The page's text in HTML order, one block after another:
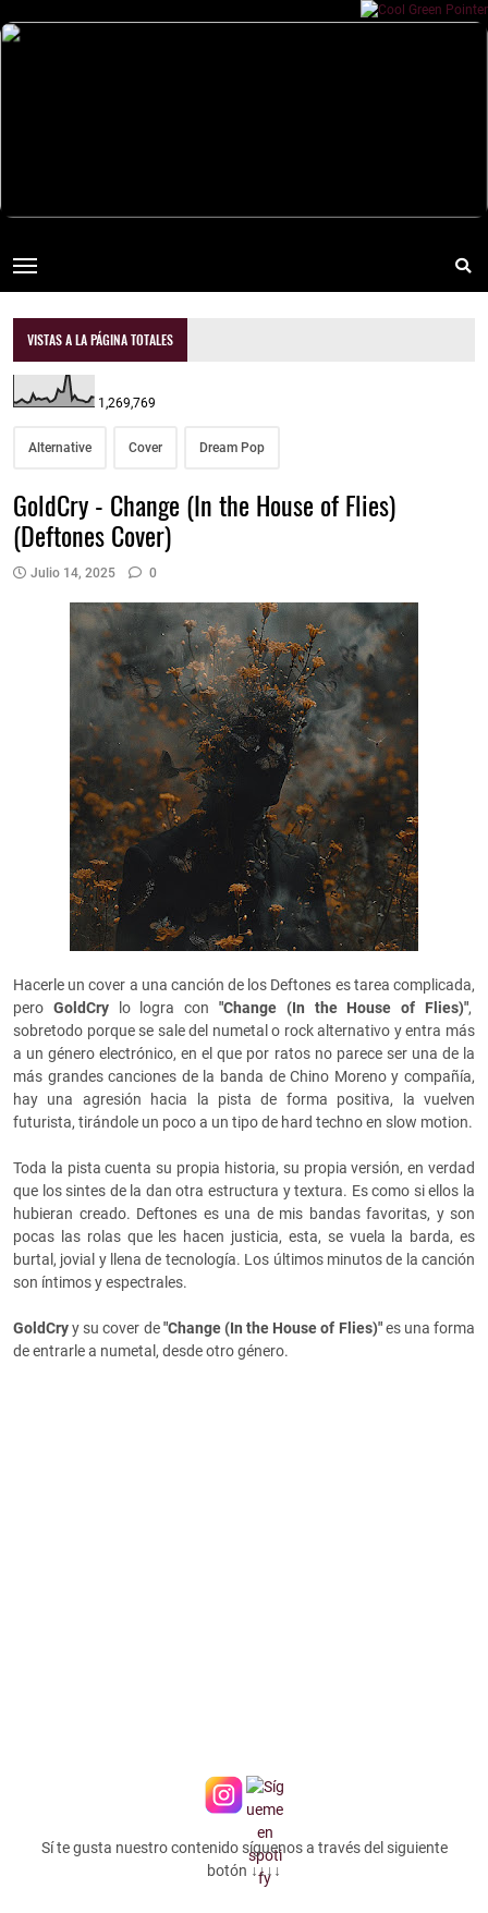
VISTAS A LA PÁGINA TOTALES
1,269,769
Alternative Cover Dream Pop
GoldCry - Change (In the House of Flies)
(Deftones Cover)
Julio 14, 2025 0
Hacerle un cover a una canción de los Deftones es tarea complicada,
pero GoldCrylo logra con "Change (In the House of Flies)",
sobretodo porque se sale del numetal o rock alternativo y entra más
a un género electrónico, en el que por ratos no parece ser una de la
más grandes canciones de la banda de Chino Moreno y compañía,
hay una agresión hacia la pista de forma positiva, la vuelven
futurista, tirándole un poco a un tipo de hard techno en slow motion.
Toda la pista cuenta su propia historia, su propia versión, en verdad
que los sintes de la dan otra estructura y textura. Es como si ellos la
hubieran creado. Deftones es una de mis bandas favoritas, y son
pocas las rolas que les hacen justicia, esta, se vuela la barda, es
burtal, jovial y llena de tecnología. Los últimos minutos de la canción
son íntimos y espectrales.
GoldCryy su cover de"Change (In the House of Flies)"es una forma
de entrarle a numetal, desde otro género.
Sí te gusta nuestro contenido síguenos a través del siguiente
botón ↓↓↓↓